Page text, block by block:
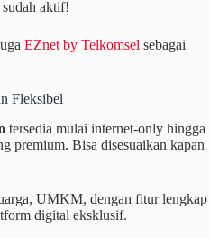
aktif!
EZnet by Telkomsel sebagai
Fleksibel
tersedia mulai internet-only hingga
premium. Bisa disesuaikan kapan
UMKM, dengan fitur lengkap
digital eksklusif.